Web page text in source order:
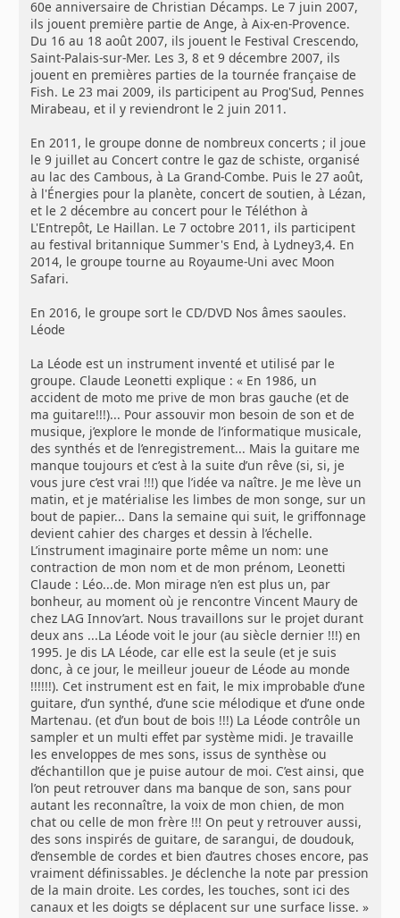
60e anniversaire de Christian Décamps. Le 7 juin 2007,
ils jouent première partie de Ange, à Aix-en-Provence.
Du 16 au 18 août 2007, ils jouent le Festival Crescendo,
Saint-Palais-sur-Mer. Les 3, 8 et 9 décembre 2007, ils
jouent en premières parties de la tournée française de
Fish. Le 23 mai 2009, ils participent au Prog'Sud, Pennes
Mirabeau, et il y reviendront le 2 juin 2011.
En 2011, le groupe donne de nombreux concerts ; il joue
le 9 juillet au Concert contre le gaz de schiste, organisé
au lac des Cambous, à La Grand-Combe. Puis le 27 août,
à l'Énergies pour la planète, concert de soutien, à Lézan,
et le 2 décembre au concert pour le Téléthon à
L'Entrepôt, Le Haillan. Le 7 octobre 2011, ils participent
au festival britannique Summer's End, à Lydney3,4. En
2014, le groupe tourne au Royaume-Uni avec Moon
Safari.
En 2016, le groupe sort le CD/DVD Nos âmes saoules.
Léode
La Léode est un instrument inventé et utilisé par le
groupe. Claude Leonetti explique : « En 1986, un
accident de moto me prive de mon bras gauche (et de
ma guitare!!!)... Pour assouvir mon besoin de son et de
musique, j’explore le monde de l’informatique musicale,
des synthés et de l’enregistrement... Mais la guitare me
manque toujours et c’est à la suite d’un rêve (si, si, je
vous jure c’est vrai !!!) que l’idée va naître. Je me lève un
matin, et je matérialise les limbes de mon songe, sur un
bout de papier... Dans la semaine qui suit, le griffonnage
devient cahier des charges et dessin à l’échelle.
L’instrument imaginaire porte même un nom: une
contraction de mon nom et de mon prénom, Leonetti
Claude : Léo...de. Mon mirage n’en est plus un, par
bonheur, au moment où je rencontre Vincent Maury de
chez LAG Innov’art. Nous travaillons sur le projet durant
deux ans ...La Léode voit le jour (au siècle dernier !!!) en
1995. Je dis LA Léode, car elle est la seule (et je suis
donc, à ce jour, le meilleur joueur de Léode au monde
!!!!!!). Cet instrument est en fait, le mix improbable d’une
guitare, d’un synthé, d’une scie mélodique et d’une onde
Martenau. (et d’un bout de bois !!!) La Léode contrôle un
sampler et un multi effet par système midi. Je travaille
les enveloppes de mes sons, issus de synthèse ou
d’échantillon que je puise autour de moi. C’est ainsi, que
l’on peut retrouver dans ma banque de son, sans pour
autant les reconnaître, la voix de mon chien, de mon
chat ou celle de mon frère !!! On peut y retrouver aussi,
des sons inspirés de guitare, de sarangui, de doudouk,
d’ensemble de cordes et bien d’autres choses encore, pas
vraiment définissables. Je déclenche la note par pression
de la main droite. Les cordes, les touches, sont ici des
canaux et les doigts se déplacent sur une surface lisse. »